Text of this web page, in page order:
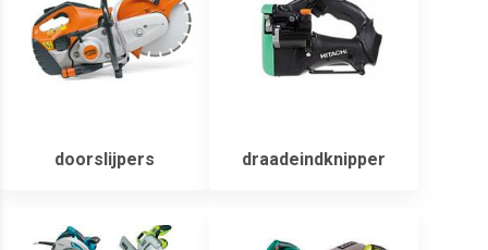
doorslijpers draadeindknipper